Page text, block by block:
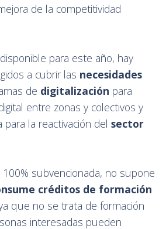
de la competitividad
para este año, hay
a cubrir las necesidades
de digitalización para
entre zonas y colectivos y
la reactivación del sector
subvencionada, no supone
créditos de formación
que no se trata de formación
interesadas pueden